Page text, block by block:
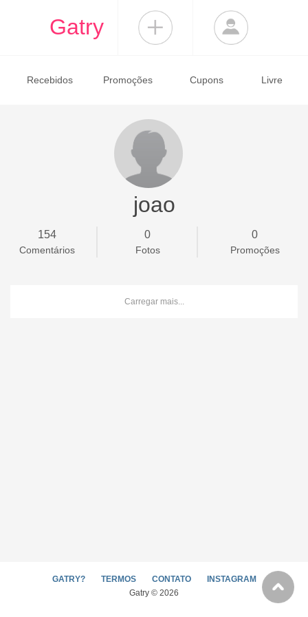
Gatry
Recebidos Promoções Cupons Livre
joao
154
Comentários
0
Fotos
0
Promoções
Carregar mais...
GATRY? TERMOS CONTATO
INSTAGRAM
Gatry © 2026